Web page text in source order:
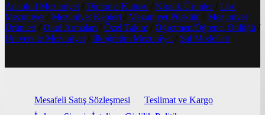
Anaokul Mezuniyet Diploma Kutusu Kiralık Ürünler/ Lise
Mezuniyet
Mezuniyet Kepleri Mezuniyet Püskülü
Mezuniyet
Ürünleri
Okul Armaları Özel Takım Öğretmen/Öğrenci Önlüğü
Üniversite Mezuniyet
İlköğretim Mezuniyet Şal Modelleri
Mesafeli Satış Sözleşmesi
Teslimat ve Kargo